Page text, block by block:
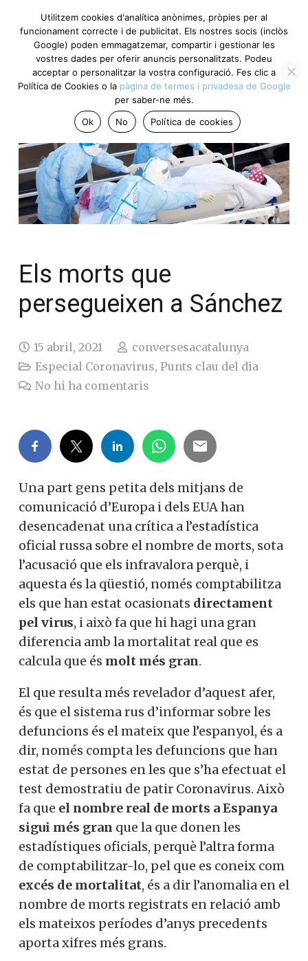
Els morts que
persegueixen a Sánchez
15 abril, 2021
conversesacatalunya
Especial Coronavirus,Punts clau del dia
No hi ha comentaris
Una part gens petita dels mitjans de
comunicació d’Europa i dels EUA han
desencadenat una crítica a l’estadística
oficial russa sobre el nombre de morts, sota
l’acusació que els infravalora perquè, i
aquesta és la qüestió, només comptabilitza
els que han estat ocasionats directament
pel virus, i això fa que hi hagi una gran
diferencia amb la mortalitat real que es
calcula que és molt més gran.
El que resulta més revelador d’aquest afer,
és que el sistema rus d’informar sobre les
defuncions és el mateix que l’espanyol, és a
dir, només compta les defuncions que han
estat de persones en les que s’ha efectuat el
test demostratiu de patir Coronavirus. Això
fa que el nombre real de morts a Espanya
sigui més gran que la que donen les
estadístiques oficials, perquè l’altra forma
de comptabilitzar-lo, pel que es coneix com
excés de mortalitat, és a dir l’anomalia en el
nombre de morts registrats en relació amb
els mateixos períodes d’anys precedents
aporta xifres més grans.
Utilitzem cookies d'analítica anònimes, pròpies per al
funcionament correcte i de publicitat. Els nostres socis (inclòs
Google) poden emmagatzemar, compartir i gestionar les
vostres dades per oferir anuncis personalitzats. Podeu
acceptar o personalitzar la vostra configuració. Fes clic a
Política de Cookies o la pàgina de termes i privadesa de Google
per saber-ne més.
Ok
No Política de cookies